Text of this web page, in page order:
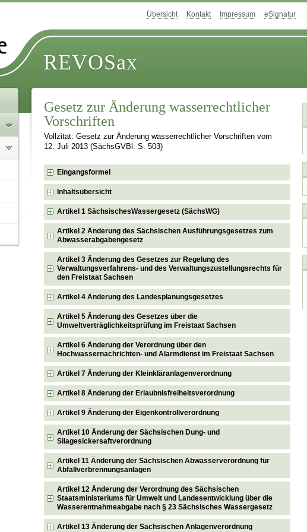
Übersicht Kontakt Impressum eSignatur
REVOSax
Gesetz zur Änderung wasserrechtlicher
Vorschriften
Vollzitat: Gesetz zur Änderung wasserrechtlicher Vorschriften vom
12. Juli 2013 (SächsGVBl. S. 503)
Eingangsformel
Inhaltsübersicht
Artikel 1 SächsischesWassergesetz (SächsWG)
Artikel 2 Änderung des Sächsischen Ausführungsgesetzes zum
Abwasserabgabengesetz
Artikel 3 Änderung des Gesetzes zur Regelung des
Verwaltungsverfahrens- und des Verwaltungszustellungsrechts für
den Freistaat Sachsen
Artikel 4 Änderung des Landesplanungsgesetzes
Artikel 5 Änderung des Gesetzes über die
Umweltverträglichkeitsprüfung im Freistaat Sachsen
Artikel 6 Änderung der Verordnung über den
Hochwassernachrichten- und Alarmdienst im Freistaat Sachsen
Artikel 7 Änderung der Kleinkläranlagenverordnung
Artikel 8 Änderung der Erlaubnisfreiheitsverordnung
Artikel 9 Änderung der Eigenkontrollverordnung
Artikel 10 Änderung der Sächsischen Dung- und
Silagesickersaftverordnung
Artikel 11 Änderung der Sächsischen Abwasserverordnung für
Abfallverbrennungsanlagen
Artikel 12 Änderung der Verordnung des Sächsischen
Staatsministeriums für Umwelt und Landesentwicklung über die
Wasserentnahmeabgabe nach § 23 Sächsisches Wassergesetz
Artikel 13 Änderung der Sächsischen Anlagenverordnung